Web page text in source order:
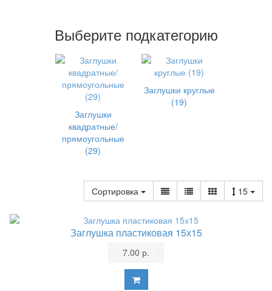
Выберите подкатегорию
Заглушки
квадратные/
прямоугольные
(29)
Заглушки круглые
(19)
Сортировка 15
Заглушка пластиковая 15х15
7.00 р.